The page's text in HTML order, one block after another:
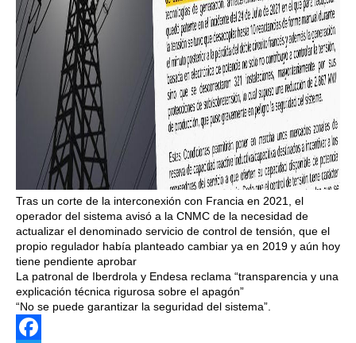
Tras un corte de la interconexión con Francia en 2021, el
operador del sistema avisó a la CNMC de la necesidad de
actualizar el denominado servicio de control de tensión, que el
propio regulador había planteado cambiar ya en 2019 y aún hoy
tiene pendiente aprobar
La patronal de Iberdrola y Endesa reclama “transparencia y una
explicación técnica rigurosa sobre el apagón”
“No se puede garantizar la seguridad del sistema”.